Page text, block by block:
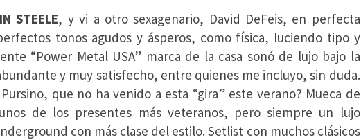
STEELE, y vi a otro sexagenario, David DeFeis, en perfecta
tonos agudos y ásperos, como física, luciendo tipo y
“Power Metal USA” marca de la casa sonó de lujo bajo la
y muy satisfecho, entre quienes me incluyo, sin duda.
que no ha venido a esta “gira” este verano? Mueca de
de los presentes más veteranos, pero siempre un lujo
con más clase del estilo. Setlist con muchos clásicos